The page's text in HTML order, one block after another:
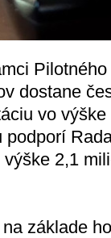
dostane
vo
2,1
základe